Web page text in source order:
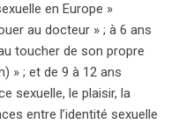
en Europe »
au docteur » ; à 6 ans
toucher de son propre
» ; et de 9 à 12 ans
sexuelle, le plaisir, la
entre l’identité sexuelle